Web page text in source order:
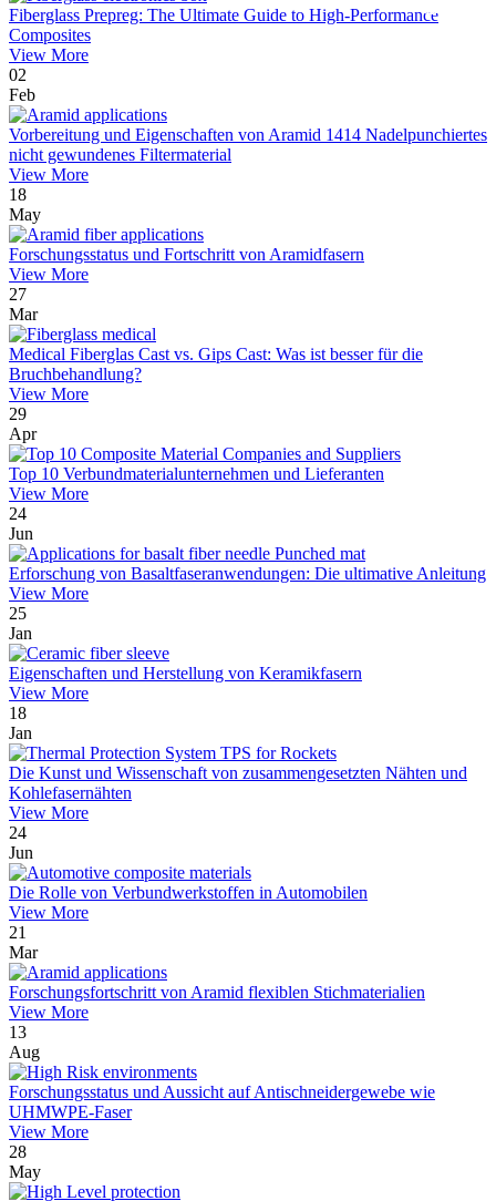
Fiberglass Prepreg: The Ultimate Guide to High-Performance
Composites
View More
02
Feb
Vorbereitung und Eigenschaften von Aramid 1414 Nadelpunchiertes
nicht gewundenes Filtermaterial
View More
18
May
Forschungsstatus und Fortschritt von Aramidfasern
View More
27
Mar
Medical Fiberglas Cast vs. Gips Cast: Was ist besser für die
Bruchbehandlung?
View More
29
Apr
Top 10 Verbundmaterialunternehmen und Lieferanten
View More
24
Jun
Erforschung von Basaltfaseranwendungen: Die ultimative Anleitung
View More
25
Jan
Eigenschaften und Herstellung von Keramikfasern
View More
18
Jan
Die Kunst und Wissenschaft von zusammengesetzten Nähten und
Kohlefasernähten
View More
24
Jun
Die Rolle von Verbundwerkstoffen in Automobilen
View More
21
Mar
Forschungsfortschritt von Aramid flexiblen Stichmaterialien
View More
13
Aug
Forschungsstatus und Aussicht auf Antischneidergewebe wie
UHMWPE-Faser
View More
28
May